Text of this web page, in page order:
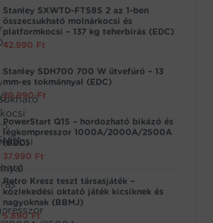
Stanley SXWTD-FT585 2 az 1-ben
összecsukható molnárkocsi és
platformkocsi – 137 kg teherbírás (EDC)
42.990 Ft
Stanley SDH700 700 W ütvefúró – 13
mm-es tokmánnyal (EDC)
20.990Ft
PowerStart Q15 – hordozható bikázó és
légkompresszor 1000A/2000A/2500A
(BBD)
37.990 Ft
Retro Kresz teszt társasjáték –
közlekedési oktató játék kicsiknek és
nagyoknak (BBMJ)
5.890Ft